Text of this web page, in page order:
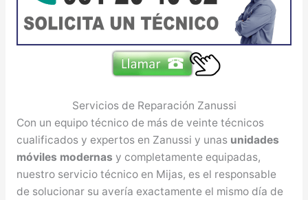
Servicios de Reparación Zanussi
Con un equipo técnico de más de veinte técnicos
cualificados y expertos en Zanussi y unas unidades
móviles modernas y completamente equipadas,
nuestro servicio técnico en Mijas, es el responsable
de solucionar su avería exactamente el mismo día de